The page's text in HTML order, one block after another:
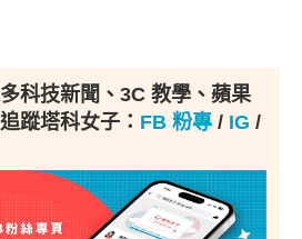
科技新聞、3C 教學、蘋果
蹤塔科女子： FB 粉專 / IG /